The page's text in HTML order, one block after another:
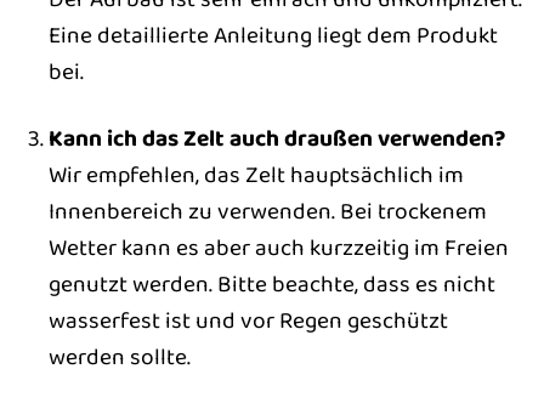
Eine detaillierte Anleitung liegt dem Produkt
bei.
Kann ich das Zelt auch draußen verwenden?
Wir empfehlen, das Zelt hauptsächlich im
Innenbereich zu verwenden. Bei trockenem
Wetter kann es aber auch kurzzeitig im Freien
genutzt werden. Bitte beachte, dass es nicht
wasserfest ist und vor Regen geschützt
werden sollte.